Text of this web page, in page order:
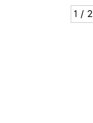
1 / 2